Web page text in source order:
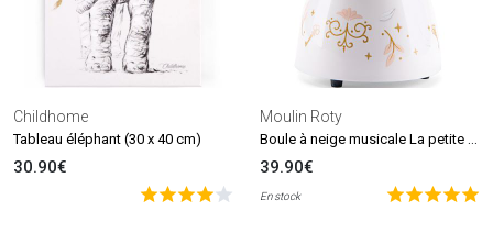
Childhome
Tableau éléphant (30 x 40 cm)
30.90€
Moulin Roty
Boule à neige musicale La petite école de danse
39.90€
En stock